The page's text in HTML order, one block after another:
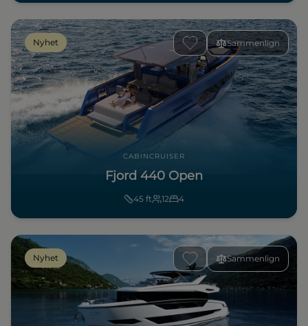
Sammenlign
Nyhet
CABINCRUISER
Fjord 440 Open
45 ft 12 4
Sammenlign
Nyhet